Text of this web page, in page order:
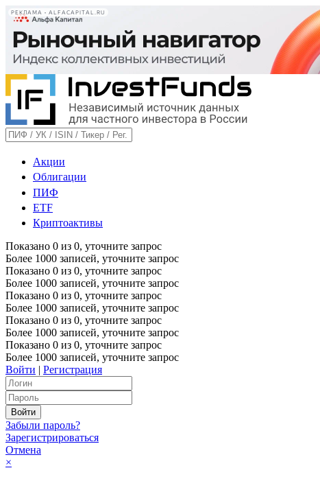
РЕКЛАМА • ALFACAPITAL.RU
Акции
Облигации
ПИФ
ETF
Криптоактивы
Показано 0 из 0, уточните запрос
Более 1000 записей, уточните запрос
Показано 0 из 0, уточните запрос
Более 1000 записей, уточните запрос
Показано 0 из 0, уточните запрос
Более 1000 записей, уточните запрос
Показано 0 из 0, уточните запрос
Более 1000 записей, уточните запрос
Показано 0 из 0, уточните запрос
Более 1000 записей, уточните запрос
Войти | Регистрация
Забыли пароль?
Зарегистрироваться
Отмена
×